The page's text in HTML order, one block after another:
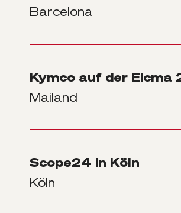
Barcelona
Kymco auf der Eicma
Mailand
Scope24 in Köln
Köln